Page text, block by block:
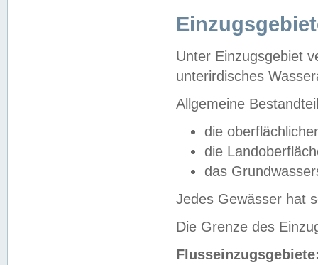
Unter Einzugsgebiet
unterirdisches
Allgemeine
die
die
das
Jedes Gewässer hat
Die Grenze des